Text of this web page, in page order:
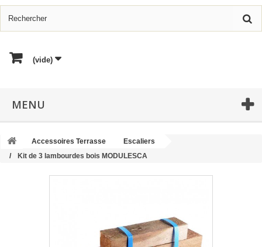
(vide)
MENU
Accessoires Terrasse
Escaliers
Kit de 3 lambourdes bois MODULESCA